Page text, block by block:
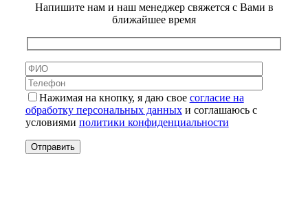
Напишите нам и наш менеджер свяжется с Вами в
ближайшее время
Нажимая на кнопку, я даю свое согласие на
обработку персональных данныхи соглашаюсь с
условиями политики конфиденциальности